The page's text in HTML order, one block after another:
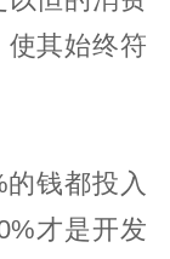
其始终符
钱都投入
才是开发